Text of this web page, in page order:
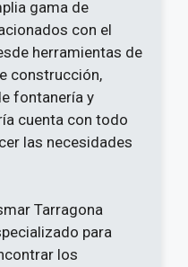
gama de
con el
herramientas de
construcción,
fontanería y
cuenta con todo
las necesidades
Tarragona
para
los